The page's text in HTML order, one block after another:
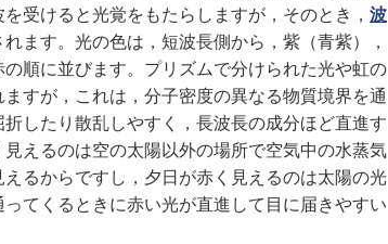
受けると光覚をもたらしますが，そのとき， 波
ます。光の色は，短波長側から，紫（青紫），
順に並びます。プリズムで分けられた光や虹の
すが，これは，分子密度の異なる物質境界を通
したり散乱しやすく，長波長の成分ほど直進す
えるのは空の太陽以外の場所で空気中の水蒸気
るからですし，夕日が赤く見えるのは太陽の光
てくるときに赤い光が直進して目に届きやすい